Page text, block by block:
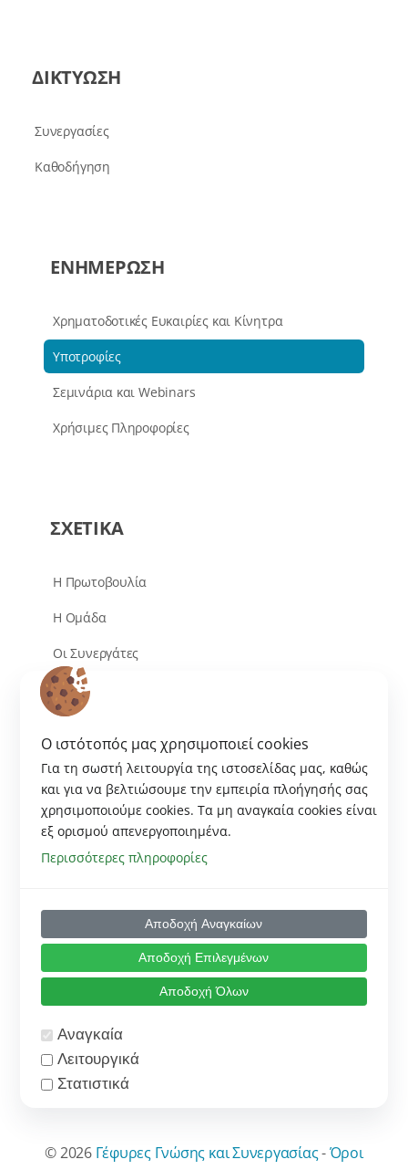
ΔΙΚΤΥΩΣΗ
Συνεργασίες
Καθοδήγηση
ΕΝΗΜΕΡΩΣΗ
Χρηματοδοτικές Ευκαιρίες και Κίνητρα
Υποτροφίες
Σεμινάρια και Webinars
Χρήσιμες Πληροφορίες
ΣΧΕΤΙΚΑ
Η Πρωτοβουλία
Η Ομάδα
Οι Συνεργάτες
Συχνές Ερωτήσεις
© 2026 Γέφυρες Γνώσης και Συνεργασίας-Όροι
O ιστότοπός μας χρησιμοποιεί cookies
Για τη σωστή λειτουργία της ιστοσελίδας μας, καθώς
και για να βελτιώσουμε την εμπειρία πλοήγησής σας
χρησιμοποιούμε cookies. Tα μη αναγκαία cookies είναι
εξ ορισμού απενεργοποιημένα.
Περισσότερες πληροφορίες
Αποδοχή Αναγκαίων
Αποδοχή Επιλεγμένων
Αποδοχή Όλων
Αναγκαία
Λειτουργικά
Στατιστικά